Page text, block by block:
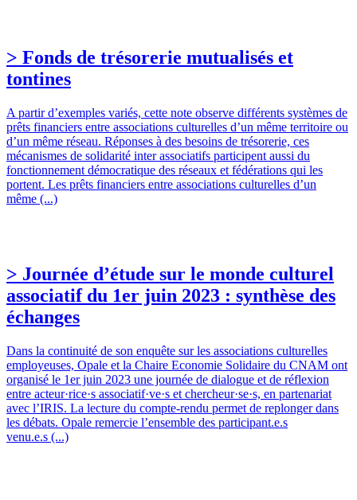
> Fonds de trésorerie mutualisés et
tontines
A partir d’exemples variés, cette note observe différents systèmes de
prêts financiers entre associations culturelles d’un même territoire ou
d’un même réseau. Réponses à des besoins de trésorerie, ces
mécanismes de solidarité inter associatifs participent aussi du
fonctionnement démocratique des réseaux et fédérations qui les
portent. Les prêts financiers entre associations culturelles d’un
même (...)
> Journée d’étude sur le monde culturel
associatif du 1er juin 2023 : synthèse des
échanges
Dans la continuité de son enquête sur les associations culturelles
employeuses, Opale et la Chaire Economie Solidaire du CNAM ont
organisé le 1er juin 2023 une journée de dialogue et de réflexion
entre acteur·rice·s associatif·ve·s et chercheur·se·s, en partenariat
avec l’IRIS. La lecture du compte-rendu permet de replonger dans
les débats. Opale remercie l’ensemble des participant.e.s
venu.e.s (...)